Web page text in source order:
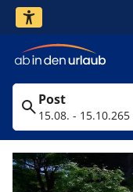
Post
15.08. - 15.10.265